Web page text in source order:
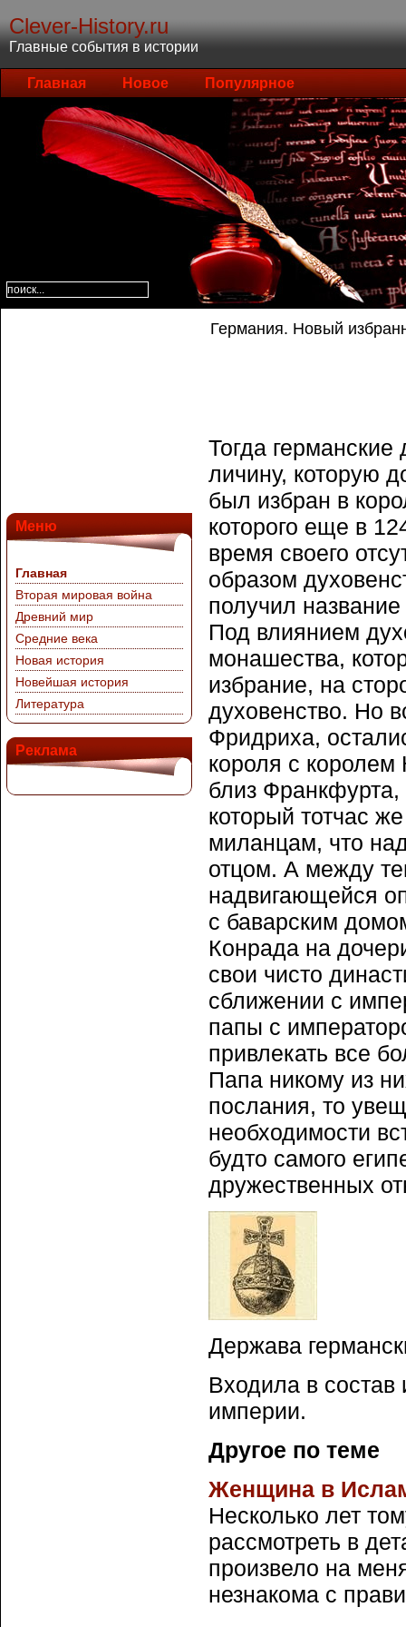
Clever-History.ru
Главные события в истории
Главная Новое Популярное
Меню
Главная
Вторая мировая война
Древний мир
Средние века
Новая история
Новейшая история
Литература
Реклама
Германия. Новый
Тогда
личину, которую
был избран в
которого еще в
время своего
образом
получил
Под влиянием
монашества,
избрание, на
духовенство. Но
Фридриха,
короля с
близ
который тотчас
миланцам, что
отцом. А между
надвигающейся
с баварским
Конрада на
свои чисто
сближении с
папы с
привлекать все
Папа никому из
послания, то
необходимости
будто самого
дружественных
Держава
Входила в
империи.
Другое по теме
Женщина в
Несколько лет
рассмотреть в
произвело на
незнакома с